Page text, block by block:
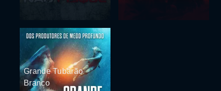
Grande Tubarão
Branco